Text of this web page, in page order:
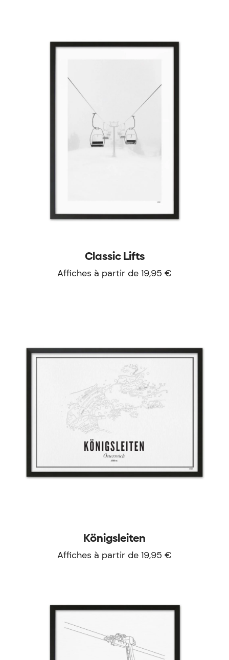
Classic Lifts
Affiches à partir de 19,95 €
Königsleiten
Affiches à partir de 19,95 €